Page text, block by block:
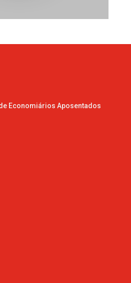
Economiários Aposentados